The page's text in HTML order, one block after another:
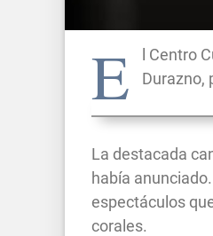
E
l Centro
Durazno,
La destacada
había
espectáculos
corales.